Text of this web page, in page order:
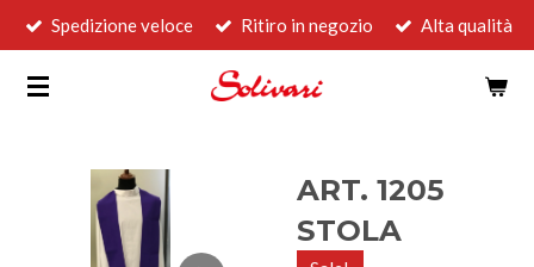
Vai
contenuto
Spedizione veloce Ritiro in negozio Alta qualità
ART. 1205
STOLA